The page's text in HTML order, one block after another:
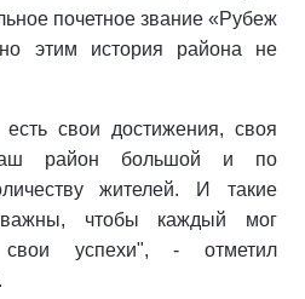
почетное звание «Рубеж
этим история района не
свои достижения, своя
район большой и по
жителей. И такие
важны, чтобы каждый мог
свои успехи", - отметил